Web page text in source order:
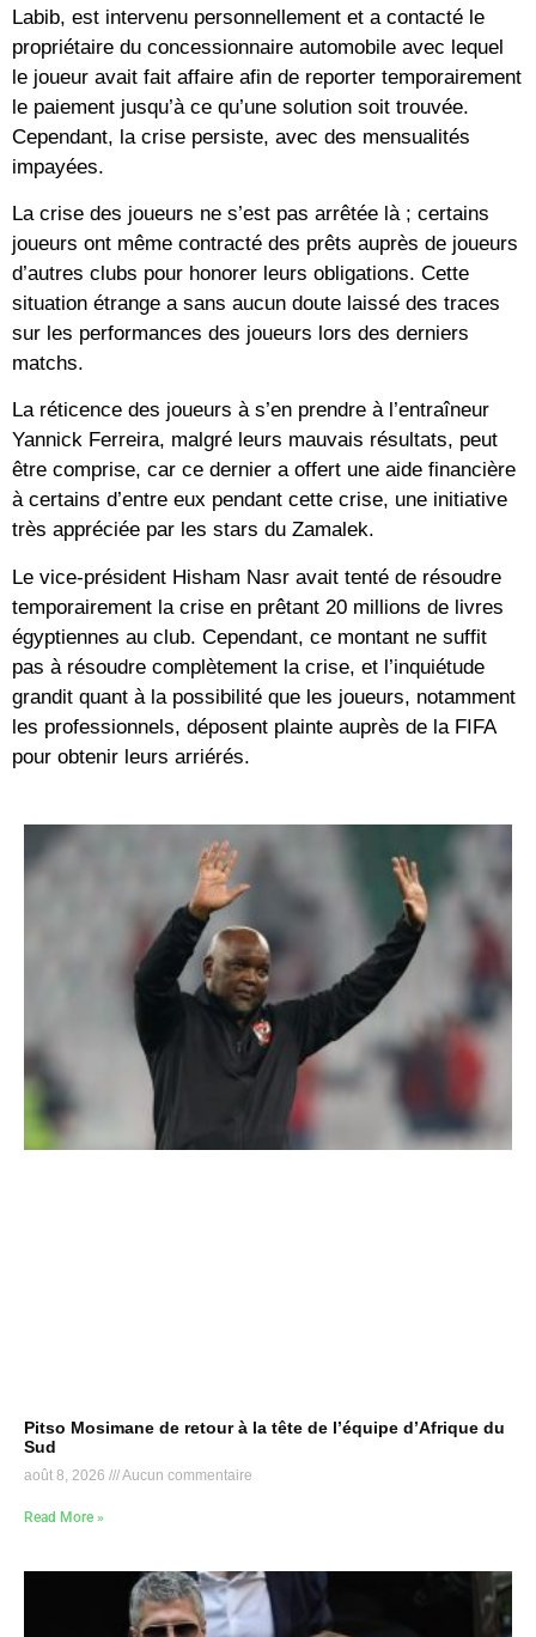
Labib, est intervenu personnellement et a contacté le
propriétaire du concessionnaire automobile avec lequel
le joueur avait fait affaire afin de reporter temporairement
le paiement jusqu’à ce qu’une solution soit trouvée.
Cependant, la crise persiste, avec des mensualités
impayées.
La crise des joueurs ne s’est pas arrêtée là ; certains
joueurs ont même contracté des prêts auprès de joueurs
d’autres clubs pour honorer leurs obligations. Cette
situation étrange a sans aucun doute laissé des traces
sur les performances des joueurs lors des derniers
matchs.
La réticence des joueurs à s’en prendre à l’entraîneur
Yannick Ferreira, malgré leurs mauvais résultats, peut
être comprise, car ce dernier a offert une aide financière
à certains d’entre eux pendant cette crise, une initiative
très appréciée par les stars du Zamalek.
Le vice-président Hisham Nasr avait tenté de résoudre
temporairement la crise en prêtant 20 millions de livres
égyptiennes au club. Cependant, ce montant ne suffit
pas à résoudre complètement la crise, et l’inquiétude
grandit quant à la possibilité que les joueurs, notamment
les professionnels, déposent plainte auprès de la FIFA
pour obtenir leurs arriérés.
Pitso Mosimane de retour à la tête de l’équipe d’Afrique du
Sud
août 8, 2026 Aucun commentaire
Read More »